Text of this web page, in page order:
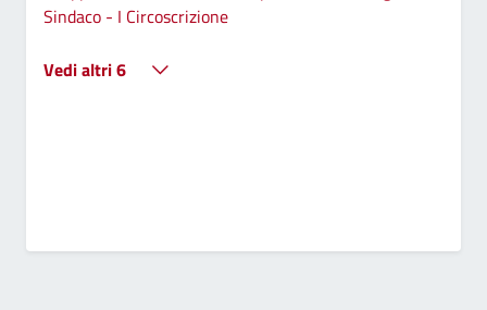
Sindaco - I Circoscrizione
Vedi altri 6